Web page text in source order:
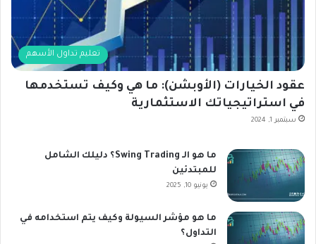
تعليم تداول الأسهم
عقود الخيارات (الأوبشن): ما هي وكيف تستخدمها
في استراتيجياتك الاستثمارية
سبتمبر 1, 2024
ما هو الـ Swing Trading؟ دليلك الشامل
للمبتدئين
يونيو 10, 2025
ما هو مؤشر السيولة وكيف يتم استخدامه في
التداول؟